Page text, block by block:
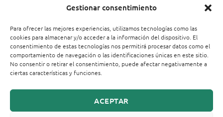
Gestionar consentimiento
Para ofrecer las mejores experiencias, utilizamos tecnologías como las
cookies para almacenar y/o acceder a la información del dispositivo. El
consentimiento de estas tecnologías nos permitirá procesar datos como el
comportamiento de navegación o las identificaciones únicas en este sitio.
No consentir o retirar el consentimiento, puede afectar negativamente a
ciertas características y funciones.
ACEPTAR
circunstancias individuales. Esta disciplina es complementaria y no
profesional médico. Para conocer todos los límites y exclusiones de
responsabilidad, lea nuestroAviso Legal.
Carmen Onieva © 2026